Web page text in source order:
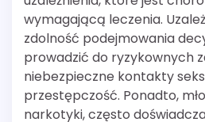
wymagającą leczenia.
zdolność podejmowania
prowadzić do ryzykownych
niebezpieczne kontakty
przestępczość. Ponadto,
narkotyki, często